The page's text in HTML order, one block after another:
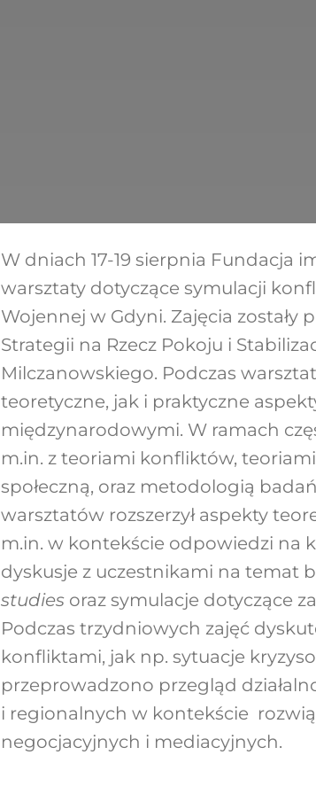
W dniach 17-19 sierpnia Fundacja
warsztaty dotyczące symulacji
Wojennej w Gdyni. Zajęcia
Strategii na Rzecz Pokoju i
Milczanowskiego. Podczas
teoretyczne, jak i praktyczne
międzynarodowymi. W ramach
m.in. z teoriami konfliktów,
społeczną, oraz metodologią
warsztatów rozszerzył aspekty
m.in. w kontekście odpowiedzi na
dyskusje z uczestnikami na temat
studiesoraz symulacje dotyczące
Podczas trzydniowych zajęć
konfliktami, jak np. sytuacje
przeprowadzono przegląd
i regionalnych w kontekście
negocjacyjnych i mediacyjnych.